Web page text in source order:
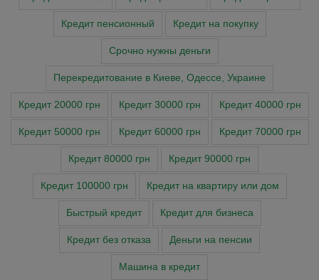
Кредит пенсионный Кредит на покупку
Cрочно нужны деньги
Перекредитование в Киеве, Одессе, Украине
Кредит 20000 грн Кредит 30000 грн Кредит 40000 грн
Кредит 50000 грн Кредит 60000 грн Кредит 70000 грн
Кредит 80000 грн Кредит 90000 грн
Кредит 100000 грн Кредит на квартиру или дом
Быстрый кредит Кредит для бизнеса
Кредит без отказа Деньги на пенсии
Машина в кредит